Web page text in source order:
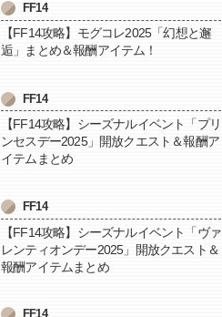
FF14
【FF14攻略】モグコレ2025「幻想と邂
逅」まとめ＆報酬アイテム！
FF14
【FF14攻略】シーズナルイベント「プリ
ンセスデー2025」開放クエスト＆報酬ア
イテムまとめ
FF14
【FF14攻略】シーズナルイベント「ヴァ
レンティオンデー2025」開放クエスト＆
報酬アイテムまとめ